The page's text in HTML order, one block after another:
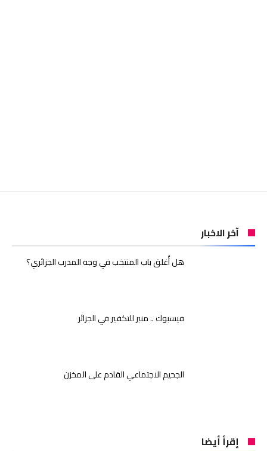
آخر الاخبار
هل أُغلق باب المنتخب في وجه المدرب الجزائري؟
فيسبوك .. منبر للتكفير في الجزائر
الجحيم الاجتماعي القادم على المخزن
إقرأ أيضا